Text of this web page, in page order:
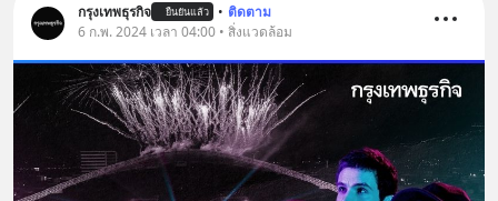
กรุงเทพธุรกิจ ยืนยันแล้ว • ติดตาม
6 ก.พ. 2024 เวลา 04:00 • สิ่งแวดล้อม